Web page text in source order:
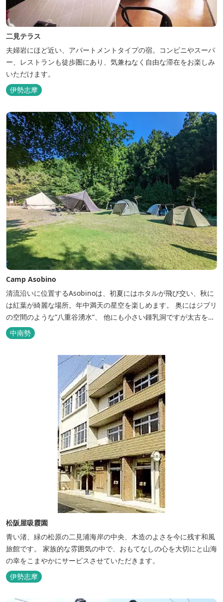
二見テラス
夫婦岩にほど近い、アパートメントタイプの宿。コンビニやスーパ
ー、レストランも徒歩圏にあり、気兼ねなく自由な滞在をお楽しみ
いただけます。
伊勢志摩
Camp Asobino
清流沿いに位置するAsobinoは、初夏にはホタルが飛び交い、秋に
は紅葉が綺麗な場所。年中満天の星空を楽しめます。 奥にはジブリ
の空間のような”八重谷湧水”、 他にも小さい鍾乳洞ですが太古を想
像させる”風穴”などがあり、自然が豊かなスポットです。 wi-fi完
備。テントサウナもご利用いただけます。 また近くには廃校を活用
した「阿曽温泉」もあります。
中南勢
松阪屋吸霞園
青い渚、緑の松原の二見浦海岸の中央、木造のよさを今に残す和風
旅館です。 家族的な雰囲気の中で、おもてなしの心を大切にと山海
の幸をこまやかにサービスさせていただきます。
伊勢志摩